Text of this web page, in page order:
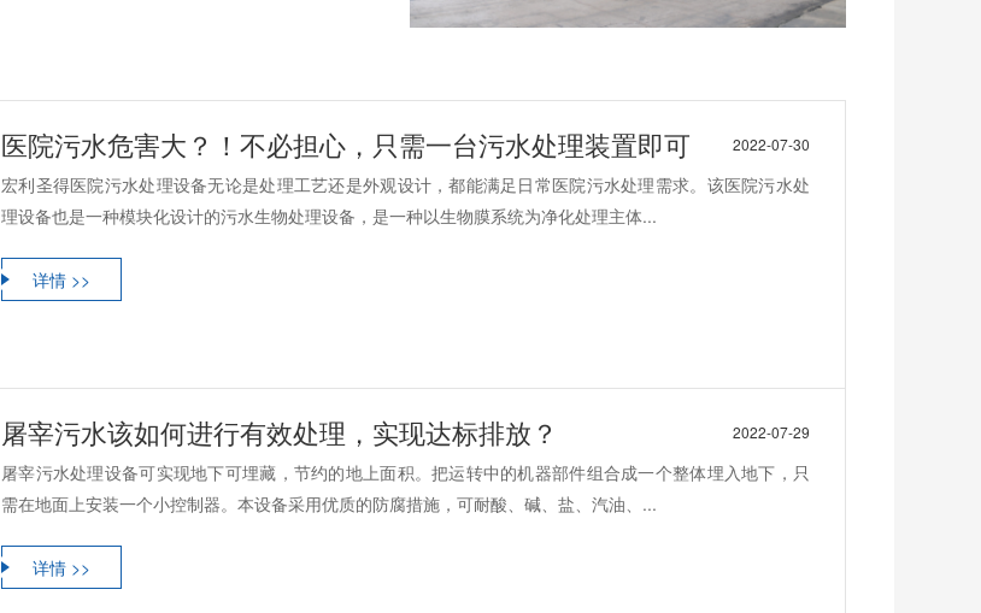
2022-07-30
医院污水危害大？！不必担心，只需一台污水处理装置即可
宏利圣得医院污水处理设备无论是处理工艺还是外观设计，都能满足日常医院污水处理需求。该医院污水处
理设备也是一种模块化设计的污水生物处理设备，是一种以生物膜系统为净化处理主体...
详情 >>
2022-07-29
屠宰污水该如何进行有效处理，实现达标排放？
屠宰污水处理设备可实现地下可埋藏，节约的地上面积。把运转中的机器部件组合成一个整体埋入地下，只
需在地面上安装一个小控制器。本设备采用优质的防腐措施，可耐酸、碱、盐、汽油、...
详情 >>